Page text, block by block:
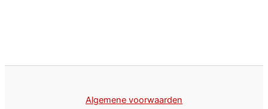
Algemene voorwaarden